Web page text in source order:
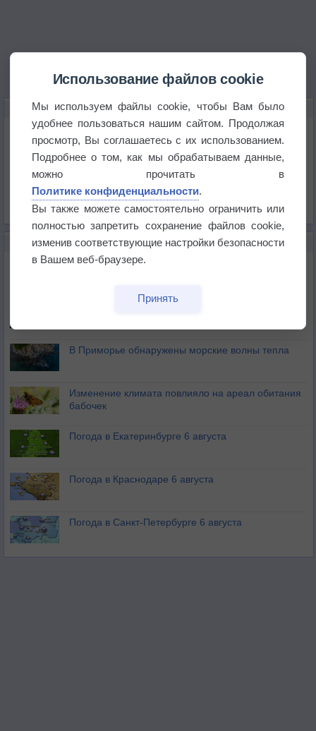
КАРТЫ ПОГОДЫ НА ФАРЕРСКИХ ОСТРОВАХ
Температура
Давление
Осадки
Облачность
Список всех карт
НОВОЕ О ПОГОДЕ
Приложение построит маршрут через тень
Атмосфера начала замерзать
В Приморье обнаружены морские волны тепла
Изменение климата повлияло на ареал обитания
бабочек
Погода в Екатеринбурге 6 августа
Погода в Краснодаре 6 августа
Погода в Санкт-Петербурге 6 августа
Использование файлов cookie
Мы используем файлы cookie, чтобы Вам было
удобнее пользоваться нашим сайтом. Продолжая
просмотр, Вы соглашаетесь с их использованием.
Подробнее о том, как мы обрабатываем данные,
можно прочитать в
Политике конфиденциальности.
Вы также можете самостоятельно ограничить или
полностью запретить сохранение файлов cookie,
изменив соответствующие настройки безопасности
в Вашем веб-браузере.
Принять